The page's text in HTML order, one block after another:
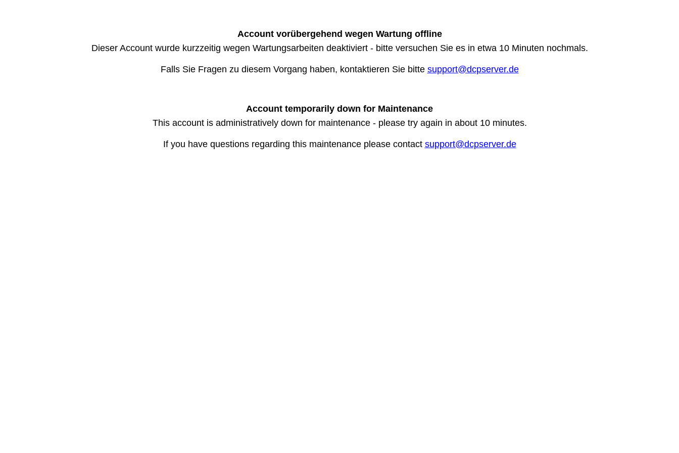
Account vorübergehend wegen Wartung offline
Dieser Account wurde kurzzeitig wegen Wartungsarbeiten deaktiviert - bitte versuchen Sie es in etwa 10 Minuten nochmals.
Falls Sie Fragen zu diesem Vorgang haben, kontaktieren Sie bitte support@dcpserver.de
Account temporarily down for Maintenance
This account is administratively down for maintenance - please try again in about 10 minutes.
If you have questions regarding this maintenance please contact support@dcpserver.de